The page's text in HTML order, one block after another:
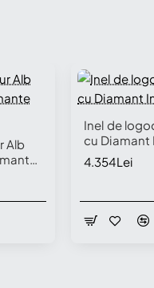
Alb
Inel de
cu Diamant
4.354Lei